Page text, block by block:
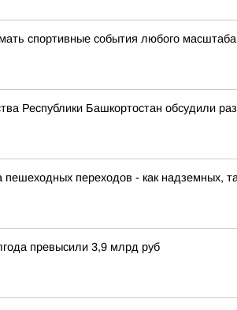
спортивные события любого
Республики Башкортостан обсудили
пешеходных переходов - как надземных,
превысили 3,9 млрд руб